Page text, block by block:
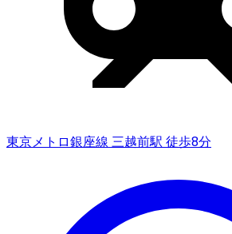
東京メトロ銀座線 三越前駅 徒歩8分